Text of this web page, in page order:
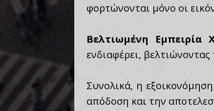
φορτώνονται μόνο οι
Βελτιωμένη Εμπειρία
ενδιαφέρει,
Συνολικά, η
απόδοση και την